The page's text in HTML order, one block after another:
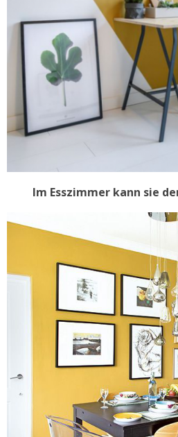
Im Esszimmer kann sie